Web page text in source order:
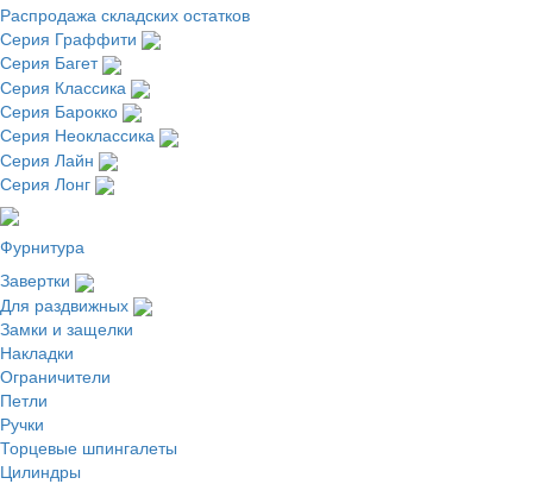
Распродажа складских остатков
Серия Граффити
Серия Багет
Серия Классика
Серия Барокко
Серия Неоклассика
Серия Лайн
Серия Лонг
Фурнитура
Завертки
Для раздвижных
Замки и защелки
Накладки
Ограничители
Петли
Ручки
Торцевые шпингалеты
Цилиндры